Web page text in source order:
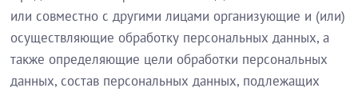
или совместно с другими лицами организующие и (или)
осуществляющие обработку персональных данных, а
также определяющие цели обработки персональных
данных, состав персональных данных, подлежащих